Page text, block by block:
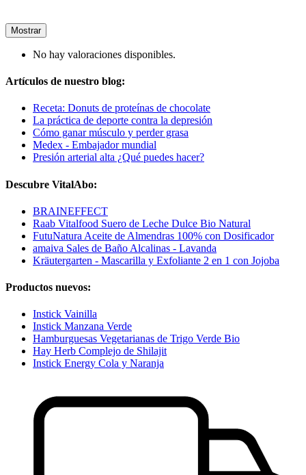
Mostrar
No hay valoraciones disponibles.
Artículos de nuestro blog:
Receta: Donuts de proteínas de chocolate
La práctica de deporte contra la depresión
Cómo ganar músculo y perder grasa
Medex - Embajador mundial
Presión arterial alta ¿Qué puedes hacer?
Descubre VitalAbo:
BRAINEFFECT
Raab Vitalfood Suero de Leche Dulce Bio Natural
FutuNatura Aceite de Almendras 100% con Dosificador
amaiva Sales de Baño Alcalinas - Lavanda
Kräutergarten - Mascarilla y Exfoliante 2 en 1 con Jojoba
Productos nuevos:
Instick Vainilla
Instick Manzana Verde
Hamburguesas Vegetarianas de Trigo Verde Bio
Hay Herb Complejo de Shilajit
Instick Energy Cola y Naranja